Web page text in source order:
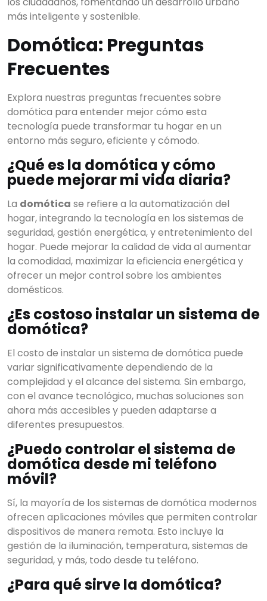
más inteligente y sostenible.
Domótica: Preguntas
Frecuentes
Explora nuestras preguntas frecuentes sobre
domótica para entender mejor cómo esta
tecnología puede transformar tu hogar en un
entorno más seguro, eficiente y cómodo.
¿Qué es la domótica y cómo
puede mejorar mi vida diaria?
La domótica se refiere a la automatización del
hogar, integrando la tecnología en los sistemas de
seguridad, gestión energética, y entretenimiento del
hogar. Puede mejorar la calidad de vida al aumentar
la comodidad, maximizar la eficiencia energética y
ofrecer un mejor control sobre los ambientes
domésticos.
¿Es costoso instalar un sistema de
domótica?
El costo de instalar un sistema de domótica puede
variar significativamente dependiendo de la
complejidad y el alcance del sistema. Sin embargo,
con el avance tecnológico, muchas soluciones son
ahora más accesibles y pueden adaptarse a
diferentes presupuestos.
¿Puedo controlar el sistema de
domótica desde mi teléfono
móvil?
Sí, la mayoría de los sistemas de domótica modernos
ofrecen aplicaciones móviles que permiten controlar
dispositivos de manera remota. Esto incluye la
gestión de la iluminación, temperatura, sistemas de
seguridad, y más, todo desde tu teléfono.
¿Para qué sirve la domótica?